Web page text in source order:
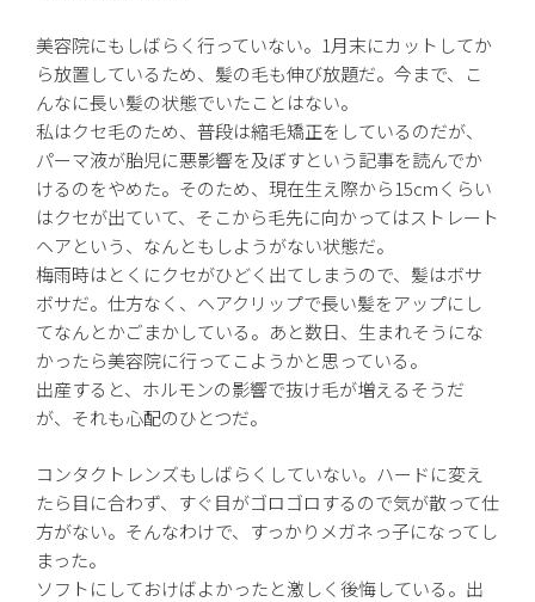
美容院にもしばらく行っていない。1月末にカットしてか
ら放置しているため、髪の毛も伸び放題だ。今まで、こ
んなに長い髪の状態でいたことはない。
私はクセ毛のため、普段は縮毛矯正をしているのだが、
パーマ液が胎児に悪影響を及ぼすという記事を読んでか
けるのをやめた。そのため、現在生え際から15cmくらい
はクセが出ていて、そこから毛先に向かってはストレート
ヘアという、なんともしようがない状態だ。
梅雨時はとくにクセがひどく出てしまうので、髪はボサ
ボサだ。仕方なく、ヘアクリップで長い髪をアップにし
てなんとかごまかしている。あと数日、生まれそうにな
かったら美容院に行ってこようかと思っている。
出産すると、ホルモンの影響で抜け毛が増えるそうだ
が、それも心配のひとつだ。
コンタクトレンズもしばらくしていない。ハードに変え
たら目に合わず、すぐ目がゴロゴロするので気が散って仕
方がない。そんなわけで、すっかりメガネっ子になってし
まった。
ソフトにしておけばよかったと激しく後悔している。出